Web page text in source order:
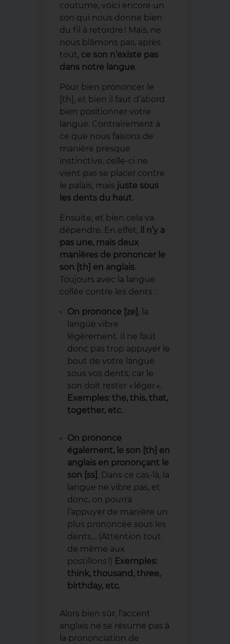
coutume, voici encore un
son qui nous donne bien
du fil à retordre ! Mais, ne
nous blâmons pas, après
tout, ce son n’existe pas
dans notre langue.
Pour bien prononcer le
[th], et bien il faut d’abord
bien positionner votre
langue. Contrairement à
ce que nous faisons de
manière presque
instinctive, celle-ci ne
vient pas se placer contre
le palais, mais juste sous
les dents du haut.
Ensuite, et bien cela va
dépendre. En effet, il n’y a
pas une, mais deux
manières de prononcer le
son [th] en anglais.
Toujours avec la langue
collée contre les dents :
On prononce [ze] , la
langue vibre
légèrement. Il ne faut
donc pas trop appuyer le
bout de votre langue
sous vos dents, car le
son doit rester « léger ».
Exemples: the, this, that,
together, etc.
On prononce
également, le son [th] en
anglais en prononçant le
son [ss] . Dans ce cas-là, la
langue ne vibre pas, et
donc, on pourra
l’appuyer de manière un
plus prononcée sous les
dents… (Attention tout
de même aux
postillons !) Exemples:
think, thousand, three,
birthday, etc.
Alors bien sûr, l’accent
anglais ne se résume pas à
la prononciation de